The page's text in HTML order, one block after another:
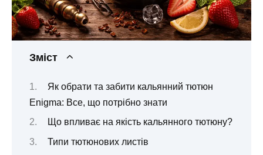
Зміст
Як обрати та забити кальянний тютюн
Enigma: Все, що потрібно знати
Що впливає на якість кальянного тютюну?
Типи тютюнових листів